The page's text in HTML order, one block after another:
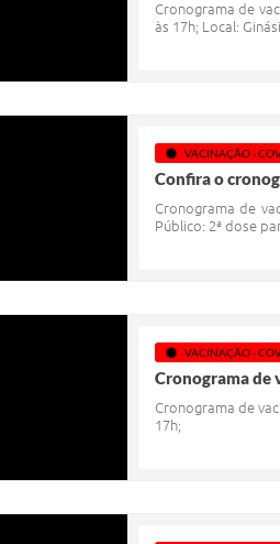
Cronograma de
às 17h; Local:
VACINAÇÃO -
Confira o
Cronograma de
Público: 2ª dose
VACINAÇÃO -
Cronograma de
Cronograma de
17h;